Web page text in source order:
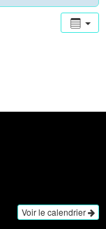
Voir le calendrier